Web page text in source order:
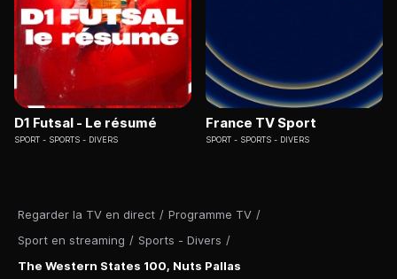
Regarder la TV en direct / Programme TV /
Sport en streaming / Sports - Divers /
The Western States 100, Nuts Pallas
D1 Futsal - Le résumé
SPORT SPORTS - DIVERS
France TV Sport
SPORT SPORTS - DIVERS